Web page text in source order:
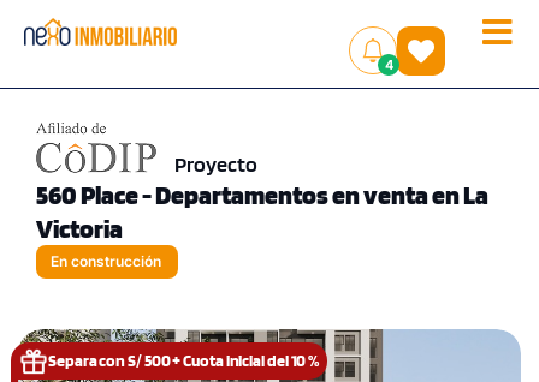
Toggle
4
()
Proyecto
560 Place - Departamentos en venta en La
Victoria
En construcción
Separa con S/ 500 + Cuota inicial del 10 %